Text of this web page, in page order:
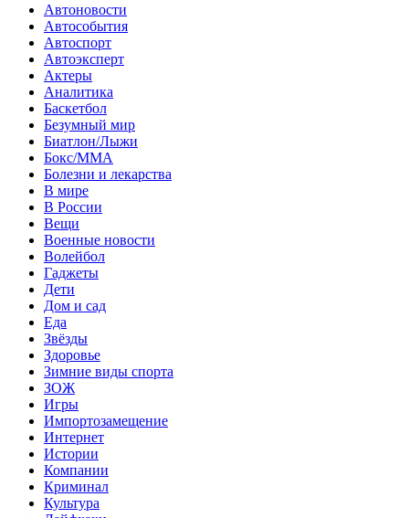
Автоновости
Автособытия
Автоспорт
Автоэксперт
Актеры
Аналитика
Баскетбол
Безумный мир
Биатлон/Лыжи
Бокс/MMA
Болезни и лекарства
В мире
В России
Вещи
Военные новости
Волейбол
Гаджеты
Дети
Дом и сад
Еда
Звёзды
Здоровье
Зимние виды спорта
ЗОЖ
Игры
Импортозамещение
Интернет
Истории
Компании
Криминал
Культура